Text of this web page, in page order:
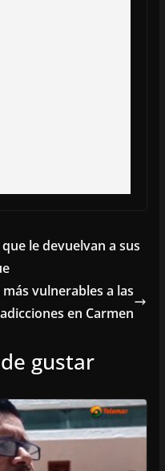
le devuelvan a sus
vulnerables a las
adicciones en Carmen
gustar